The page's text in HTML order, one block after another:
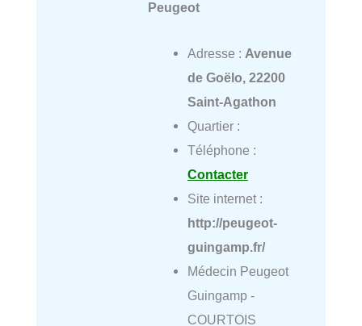
Peugeot
Adresse : Avenue
de Goëlo, 22200
Saint-Agathon
Quartier :
Téléphone :
Contacter
Site internet :
http://peugeot-
guingamp.fr/
Médecin Peugeot
Guingamp -
COURTOIS